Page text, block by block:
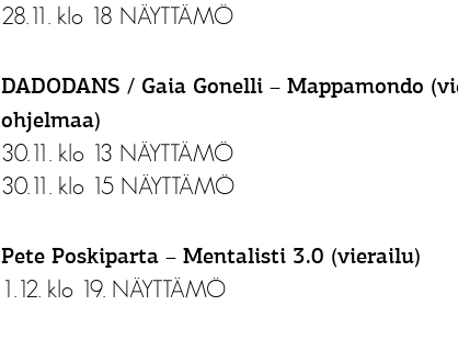
28.11. klo 18 NÄYTTÄMÖ
DADODANS / Gaia Gonelli – Mappamondo
ohjelmaa)
30.11. klo 13 NÄYTTÄMÖ
30.11. klo 15 NÄYTTÄMÖ
Pete Poskiparta – Mentalisti 3.0 (vierailu)
1.12. klo 19. NÄYTTÄMÖ